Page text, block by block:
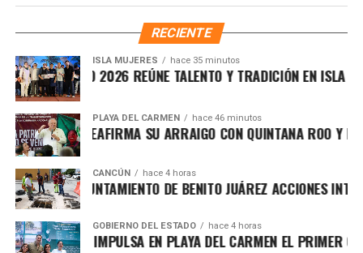
jurisdicción de cada oficina. Entre los procedimientos
disponibles se encuentranCesión de derechos
de derechos por defunción,Certificación de
derechos,Modificación de concesiónyDesignación
de beneficiarios
RECIENTE
ISLA MUJERES hace 35 minutos
ISLEÑO 2026 REÚNE TALENTO Y TRADICIÓN EN ISLA
PLAYA DEL CARMEN hace 46 minutos
MARÍN REAFIRMA SU ARRAIGO CON QUINTANA ROO Y
CANCÚN hace 4 horas
AYUNTAMIENTO DE BENITO JUÁREZ ACCIONES
GOBIERNO DEL ESTADO hace 4 horas
LEZAMA IMPULSA EN PLAYA DEL CARMEN EL PRIMER